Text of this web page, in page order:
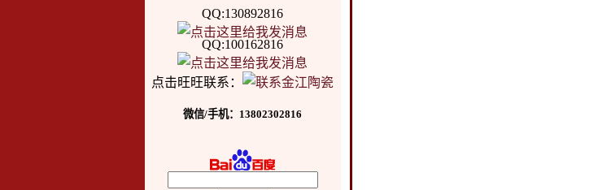
QQ:130892816
QQ:100162816
点击旺旺联系：
微信/手机：13802302816